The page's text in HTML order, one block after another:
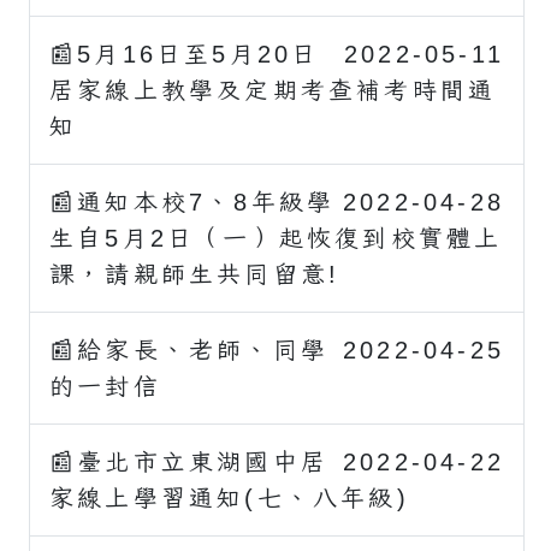
2022-05-11
📰5月16日至5月20日
居家線上教學及定期考查補考時間通
知
2022-04-28
📰通知本校7、8年級學
生自5月2日（一）起恢復到校實體上
課，請親師生共同留意!
2022-04-25
📰給家長、老師、同學
的一封信
2022-04-22
📰臺北市立東湖國中居
家線上學習通知(七、八年級)